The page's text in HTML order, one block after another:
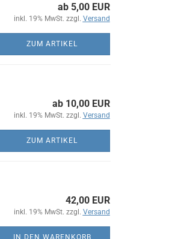
ab 5,00 EUR
inkl. 19% MwSt. zzgl. Versand
ZUM ARTIKEL
ab 10,00 EUR
inkl. 19% MwSt. zzgl. Versand
ZUM ARTIKEL
42,00 EUR
inkl. 19% MwSt. zzgl. Versand
IN DEN WARENKORB